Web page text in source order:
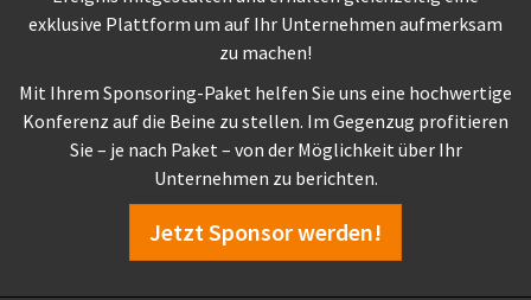
exklusive Plattform um auf Ihr Unternehmen aufmerksam
zu machen!
Mit Ihrem Sponsoring-Paket helfen Sie uns eine hochwertige
Konferenz auf die Beine zu stellen. Im Gegenzug profitieren
Sie – je nach Paket – von der Möglichkeit über Ihr
Unternehmen zu berichten.
Jetzt Sponsor werden!